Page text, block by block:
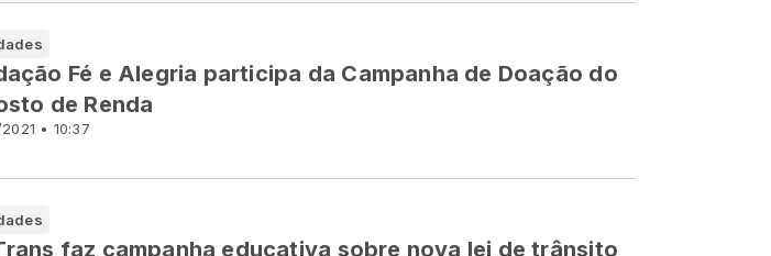
• 10:37
Fé e Alegria participa da Campanha de Doação do
de Renda
faz campanha educativa sobre nova lei de trânsito